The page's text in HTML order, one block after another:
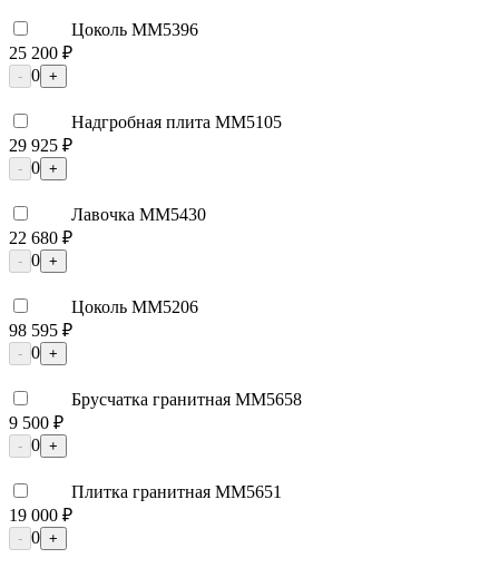
Цоколь ММ5396
25 200 ₽
- 0 +
Надгробная плита ММ5105
29 925 ₽
- 0 +
Лавочка ММ5430
22 680 ₽
- 0 +
Цоколь ММ5206
98 595 ₽
- 0 +
Брусчатка гранитная ММ5658
9 500 ₽
- 0 +
Плитка гранитная ММ5651
19 000 ₽
- 0 +